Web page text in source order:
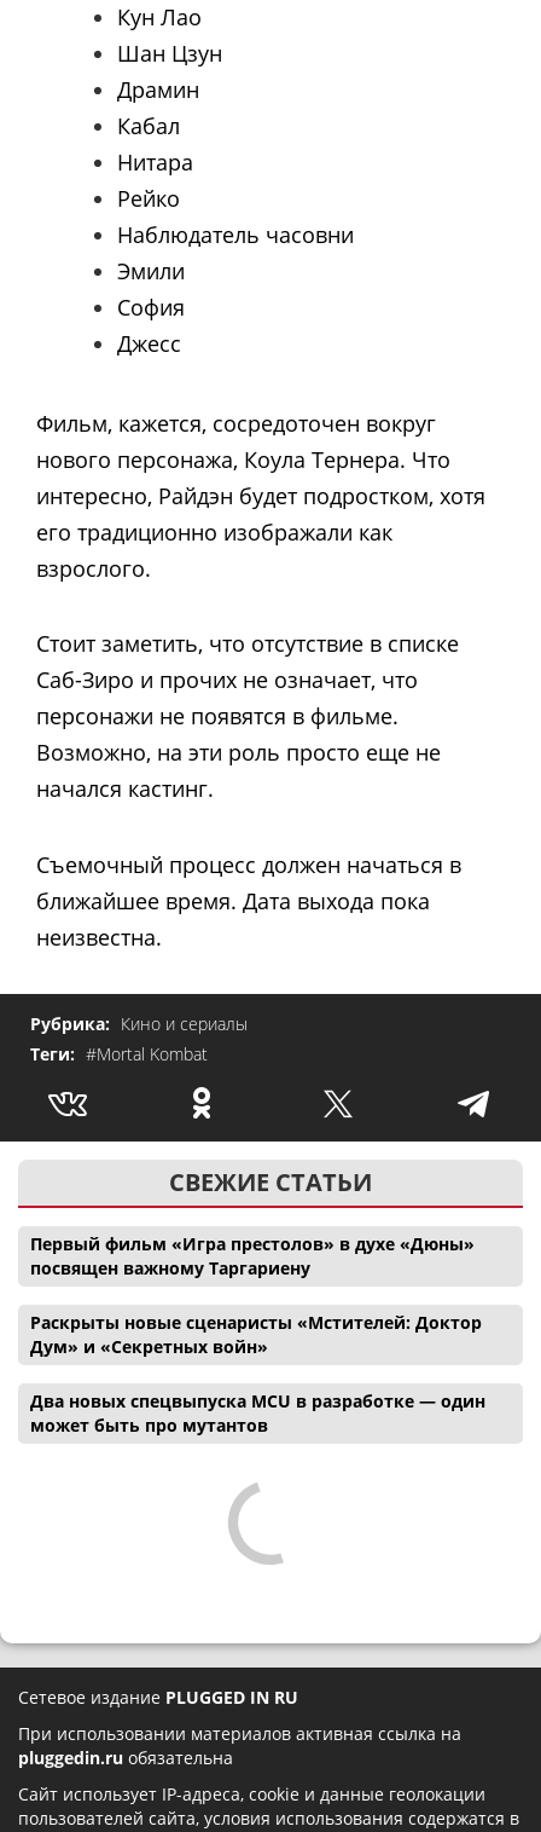
Кун Лао
Шан Цзун
Драмин
Кабал
Нитара
Рейко
Наблюдатель часовни
Эмили
София
Джесс
Фильм, кажется, сосредоточен вокруг
нового персонажа, Коула Тернера. Что
интересно, Райдэн будет подростком, хотя
его традиционно изображали как
взрослого.
Стоит заметить, что отсутствие в списке
Саб-Зиро и прочих не означает, что
персонажи не появятся в фильме.
Возможно, на эти роль просто еще не
начался кастинг.
Съемочный процесс должен начаться в
ближайшее время. Дата выхода пока
неизвестна.
Рубрика: Кино и сериалы
Теги: #Mortal Kombat
СВЕЖИЕ СТАТЬИ
Первый фильм «Игра престолов» в духе «Дюны»
посвящен важному Таргариену
Раскрыты новые сценаристы «Мстителей: Доктор
Дум» и «Секретных войн»
Два новых спецвыпуска MCU в разработке — один
может быть про мутантов
Сетевое издание PLUGGED IN RU
При использовании материалов активная ссылка на
pluggedin.ru обязательна
Сайт использует IP-адреса, cookie и данные геолокации
пользователей сайта, условия использования содержатся в